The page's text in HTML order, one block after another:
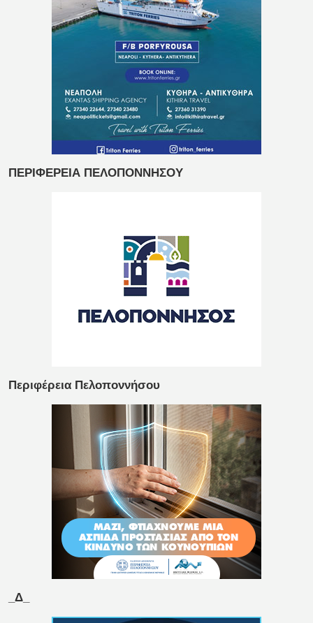
ΠΕΡΙΦΕΡΕΙΑ ΠΕΛΟΠΟΝΝΗΣΟΥ
Περιφέρεια Πελοποννήσου
_Δ_